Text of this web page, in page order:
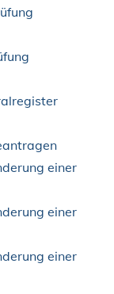
einer
einer
einer